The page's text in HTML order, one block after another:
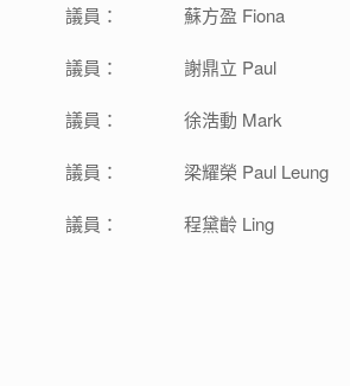
議員： 蘇方盈 Fiona
議員： 謝鼎立 Paul
議員： 徐浩動 Mark
議員： 梁耀榮 Paul Leung
議員： 程黛齡 Ling